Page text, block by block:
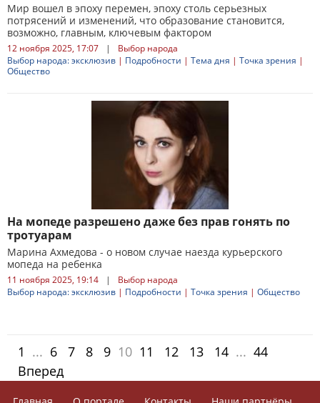
Мир вошел в эпоху перемен, эпоху столь серьезных
потрясений и изменений, что образование становится,
возможно, главным, ключевым фактором
12 ноября 2025, 17:07 |
Выбор народа
Выбор народа: эксклюзив | Подробности | Тема дня | Точка зрения |
Общество
На мопеде разрешено даже без прав гонять по
тротуарам
Марина Ахмедова - о новом случае наезда курьерского
мопеда на ребенка
11 ноября 2025, 19:14 |
Выбор народа
Выбор народа: эксклюзив | Подробности | Точка зрения | Общество
1 ... 6 7 8 9 10 11 12 13 14 ... 44
Вперед